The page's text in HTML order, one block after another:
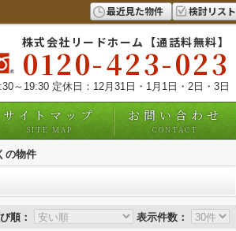
最近見た物件 検討リスト
株式会社リードホーム【通話料無料】
0120-423-023
～19:30 定休日：12月31日・1月1日・2日・3日
サイトマップ
SITE MAP
お問い合わせ
CONTACT
の物件
順： 表示件数：